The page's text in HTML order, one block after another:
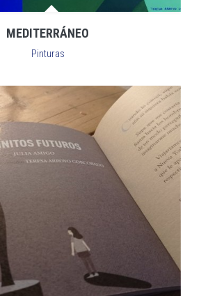
MEDITERRÁNEO
Pinturas